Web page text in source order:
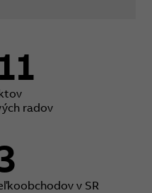
radov
v SR